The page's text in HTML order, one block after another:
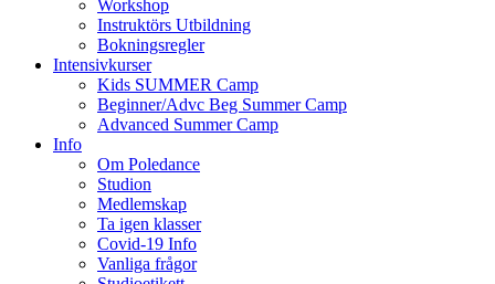
Workshop
Instruktörs Utbildning
Bokningsregler
Intensivkurser
Kids SUMMER Camp
Beginner/Advc Beg Summer Camp
Advanced Summer Camp
Info
Om Poledance
Studion
Medlemskap
Ta igen klasser
Covid-19 Info
Vanliga frågor